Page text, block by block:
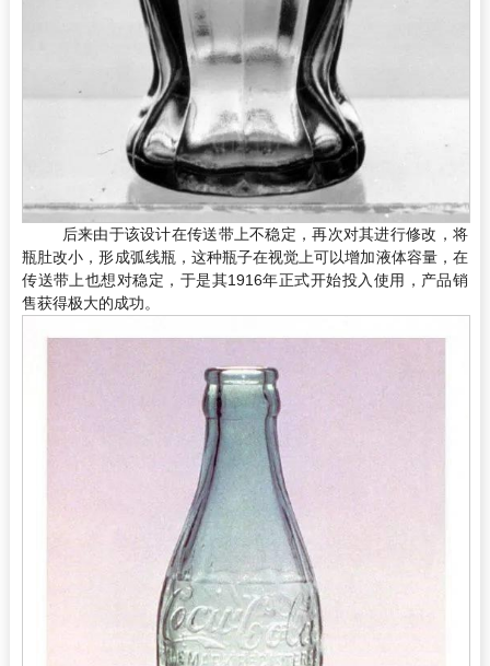
后来由于该设计在传送带上不稳定，再次对其进行修改，将
瓶肚改小，形成弧线瓶，这种瓶子在视觉上可以增加液体容量，在
传送带上也想对稳定，于是其1916年正式开始投入使用，产品销
售获得极大的成功。